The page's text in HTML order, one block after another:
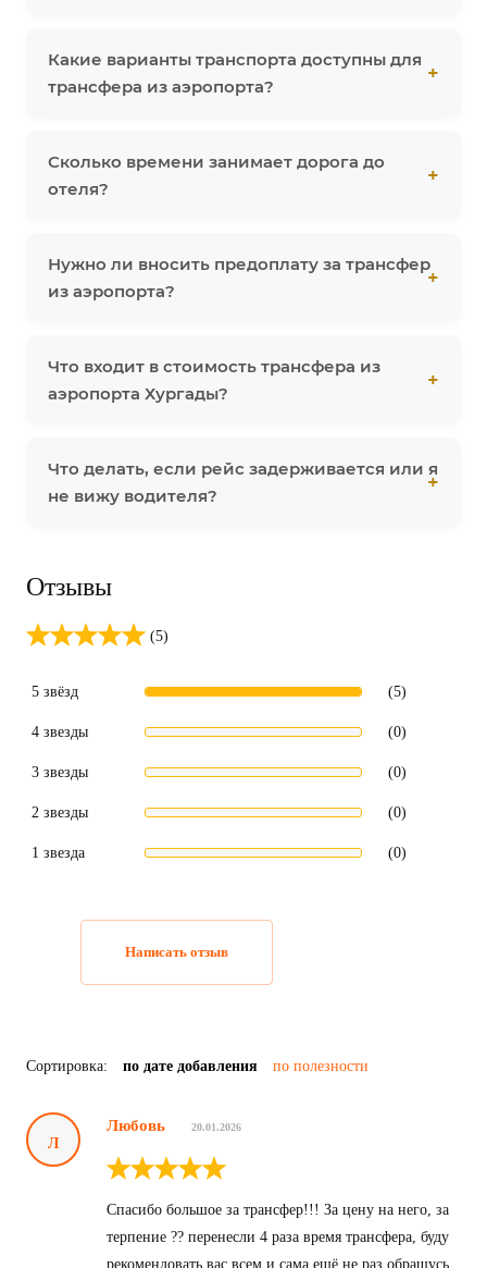
Какие варианты транспорта доступны для
трансфера из аэропорта?
Сколько времени занимает дорога до
отеля?
Нужно ли вносить предоплату за трансфер
из аэропорта?
Что входит в стоимость трансфера из
аэропорта Хургады?
Что делать, если рейс задерживается или я
не вижу водителя?
Отзывы
(5)
5 звёзд (5)
4 звезды (0)
3 звезды (0)
2 звезды (0)
1 звезда (0)
Написать отзыв
Сортировка: по дате добавления по полезности
Л
Любовь 20.01.2026
Спасибо большое за трансфер!!! За цену на него, за
терпение ?? перенесли 4 раза время трансфера, буду
рекомендовать вас всем и сама ещё не раз обращусь